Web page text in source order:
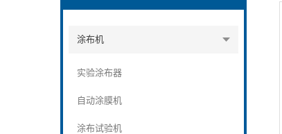
涂布机
实验涂布器
自动涂膜机
涂布试验机